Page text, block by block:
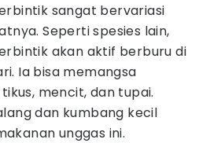
sangat bervariasi
Seperti spesies lain,
akan aktif berburu di
Ia bisa memangsa
mencit, dan tupai.
dan kumbang kecil
unggas ini.